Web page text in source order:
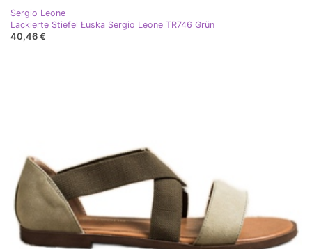
Sergio Leone
Lackierte Stiefel Łuska Sergio Leone TR746 Grün
40,46 €